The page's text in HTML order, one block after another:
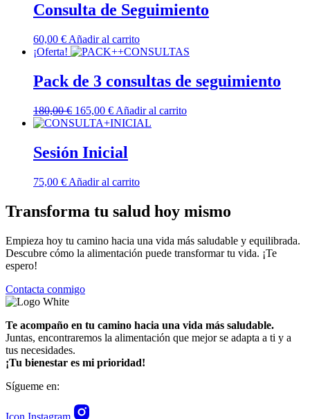
Consulta de Seguimiento
60,00 € Añadir al carrito
¡Oferta!
Pack de 3 consultas de seguimiento
180,00€ El
precio
era:
180,00 €.
165,00 €El
precio
es:
165,00 €.
Añadir al carrito
Sesión Inicial
75,00 € Añadir al carrito
Transforma tu salud hoy mismo
Empieza hoy tu camino hacia una vida más saludable y equilibrada.
Descubre cómo la alimentación puede transformar tu vida. ¡Te
espero!
Contacta conmigo
Te acompaño en tu camino hacia una vida más saludable.
Juntas, encontraremos la alimentación que mejor se adapta a ti y a
tus necesidades.
¡Tu bienestar es mi prioridad!
Sígueme en:
Icon Instagram